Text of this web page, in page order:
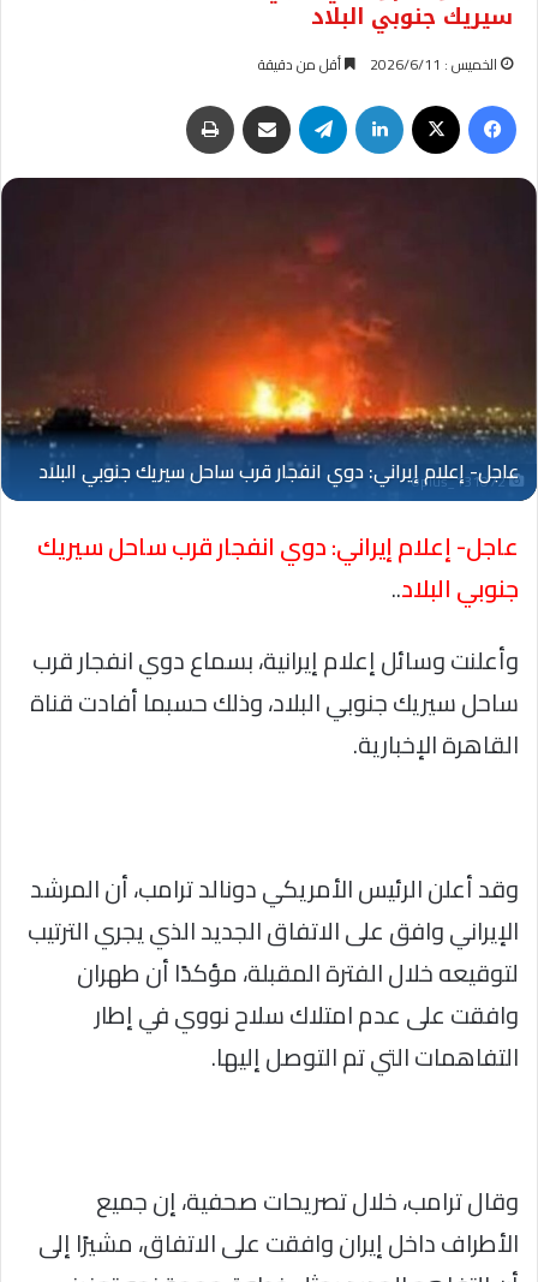
سيريك جنوبي البلاد
الخميس : 2026/6/11 أقل من دقيقة
فيسبوك لينكدإن تيلقرام مشاركة عبر البريد
Oplus_131072
عاجل- إعلام إيراني: دوي انفجار قرب ساحل سيريك
جنوبي البلاد..
وأعلنت وسائل إعلام إيرانية، بسماع دوي انفجار قرب
ساحل سيريك جنوبي البلاد، وذلك حسبما أفادت قناة
القاهرة الإخبارية.
وقد أعلن الرئيس الأمريكي دونالد ترامب، أن المرشد
الإيراني وافق على الاتفاق الجديد الذي يجري الترتيب
لتوقيعه خلال الفترة المقبلة، مؤكدًا أن طهران
وافقت على عدم امتلاك سلاح نووي في إطار
التفاهمات التي تم التوصل إليها.
وقال ترامب، خلال تصريحات صحفية، إن جميع
الأطراف داخل إيران وافقت على الاتفاق، مشيرًا إلى